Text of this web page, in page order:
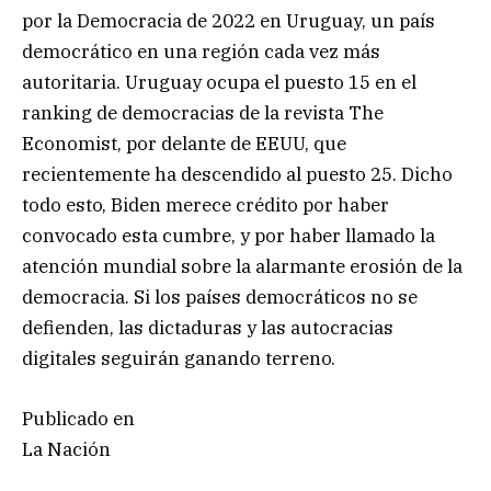
por la Democracia de 2022 en Uruguay, un país
democrático en una región cada vez más
autoritaria. Uruguay ocupa el puesto 15 en el
ranking de democracias de la revista The
Economist, por delante de EEUU, que
recientemente ha descendido al puesto 25. Dicho
todo esto, Biden merece crédito por haber
convocado esta cumbre, y por haber llamado la
atención mundial sobre la alarmante erosión de la
democracia. Si los países democráticos no se
defienden, las dictaduras y las autocracias
digitales seguirán ganando terreno.
Publicado en
La Nación